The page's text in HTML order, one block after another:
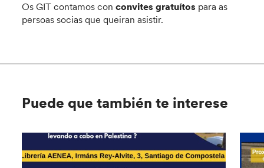
Os GIT contamos con convites gratuítos para as
persoas socias que queiran asistir.
Puede que también te interese